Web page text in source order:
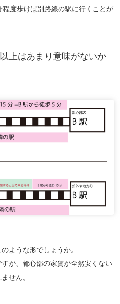
度歩けば別路線の駅に行くことが
上はあまり意味がないか
ような形でしょうか。
が、都心部の家賃が全然安くない
せん。